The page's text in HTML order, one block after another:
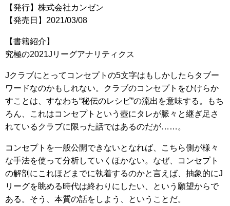
【発行】株式会社カンゼン
【発売日】2021/03/08
【書籍紹介】
究極の2021Jリーグアナリティクス
Jクラブにとってコンセプトの5文字はもしかしたらタブー
ワードなのかもしれない。クラブのコンセプトをひけらか
すことは、すなわち“秘伝のレシピ”の流出を意味する。もち
ろん、これはコンセプトという壺にタレが脈々と継ぎ足さ
れているクラブに限った話ではあるのだが……。
コンセプトを一般公開できないとなれば、こちら側が様々
な手法を使って分析していくほかない。なぜ、コンセプト
の解剖にこれほどまでに執着するのかと言えば、抽象的にJ
リーグを眺める時代は終わりにしたい、という願望からで
ある。そう、本質の話をしよう、ということだ。